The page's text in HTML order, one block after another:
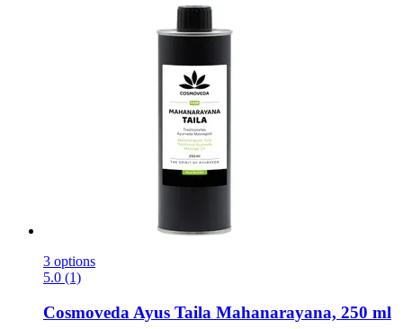
3 options
5.0 (1)
Cosmoveda Ayus Taila Mahanarayana, 250 ml